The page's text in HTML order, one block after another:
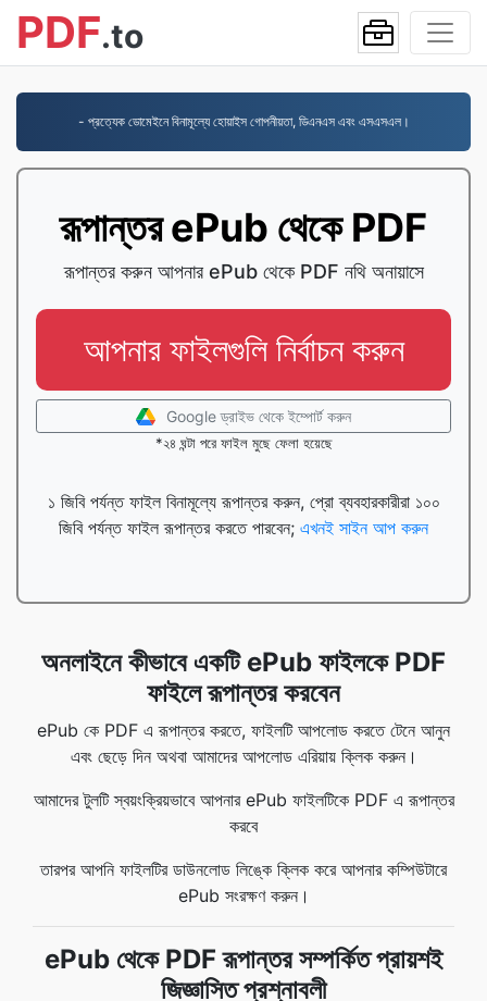
PDF.to
- প্রত্যেক ডোমেইনে বিনামূল্যে হোয়াইস গোপনীয়তা, ডিএনএস এবং এসএসএল।
রূপান্তর ePub থেকে PDF
রূপান্তর করুন আপনার ePub থেকে PDF নথি অনায়াসে
আপনার ফাইলগুলি নির্বাচন করুন
Google ড্রাইভ থেকে ইম্পোর্ট করুন
*২৪ ঘন্টা পরে ফাইল মুছে ফেলা হয়েছে
১ জিবি পর্যন্ত ফাইল বিনামূল্যে রূপান্তর করুন, প্রো ব্যবহারকারীরা ১০০
জিবি পর্যন্ত ফাইল রূপান্তর করতে পারবেন; এখনই সাইন আপ করুন
অনলাইনে কীভাবে একটি ePub ফাইলকে PDF
ফাইলে রূপান্তর করবেন
ePub কে PDF এ রূপান্তর করতে, ফাইলটি আপলোড করতে টেনে আনুন
এবং ছেড়ে দিন অথবা আমাদের আপলোড এরিয়ায় ক্লিক করুন।
আমাদের টুলটি স্বয়ংক্রিয়ভাবে আপনার ePub ফাইলটিকে PDF এ রূপান্তর
করবে
তারপর আপনি ফাইলটির ডাউনলোড লিঙ্কে ক্লিক করে আপনার কম্পিউটারে
ePub সংরক্ষণ করুন।
ePub থেকে PDF রূপান্তর সম্পর্কিত প্রায়শই
জিজ্ঞাসিত প্রশ্নাবলী